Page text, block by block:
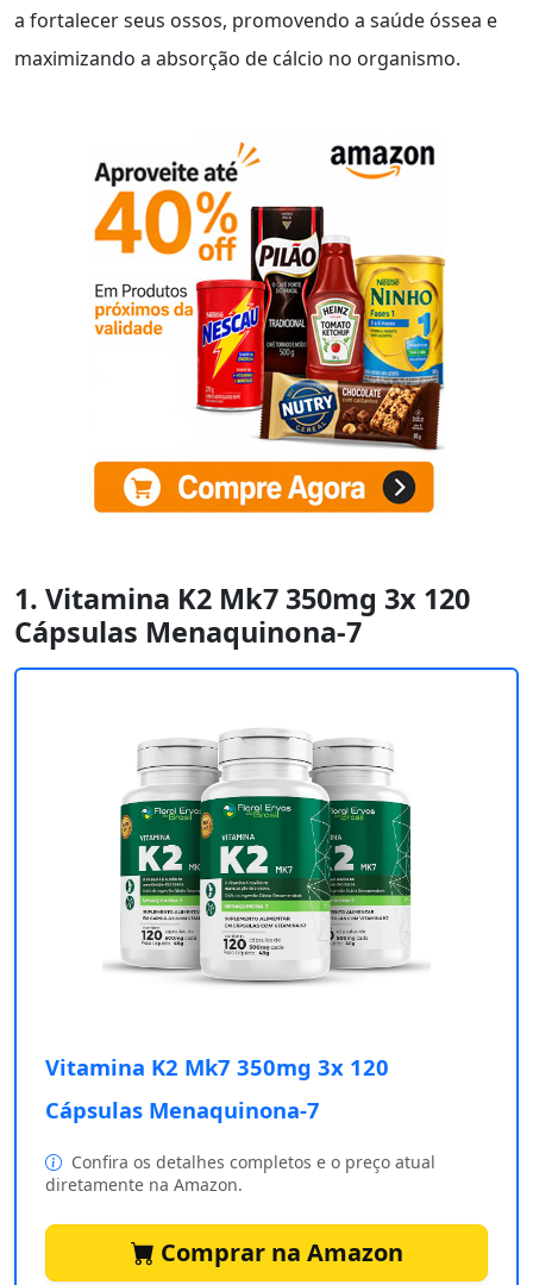
a fortalecer seus ossos, promovendo a saúde óssea e
maximizando a absorção de cálcio no organismo.
1. Vitamina K2 Mk7 350mg 3x 120
Cápsulas Menaquinona-7
Vitamina K2 Mk7 350mg 3x 120
Cápsulas Menaquinona-7
Confira os detalhes completos e o preço atual
diretamente na Amazon.
Comprar na Amazon